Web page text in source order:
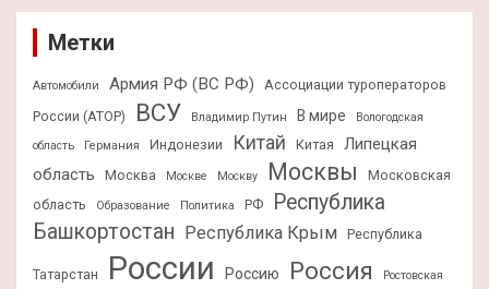
Метки
Автомобили Армия РФ (ВС РФ)
Ассоциации туроператоров
России (АТОР)
ВСУ Владимир Путин В мире
Вологодская
область
Германия Индонезии Китай Китая
Липецкая
область
Москва Москве Москву Москвы
Московская
область
Образование Политика РФ
Республика
Башкортостан
Республика Крым Республика
Татарстан России Россию Россия
Ростовская